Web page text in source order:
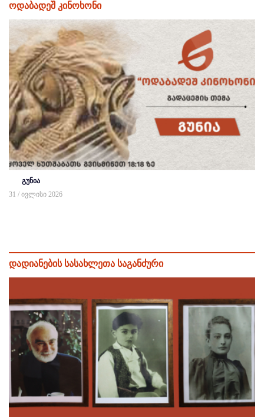
ოდაბადეშ კინოხონი
გუნია
31 / ივლისი 2026
დადიანების სასახლეთა საგანძური